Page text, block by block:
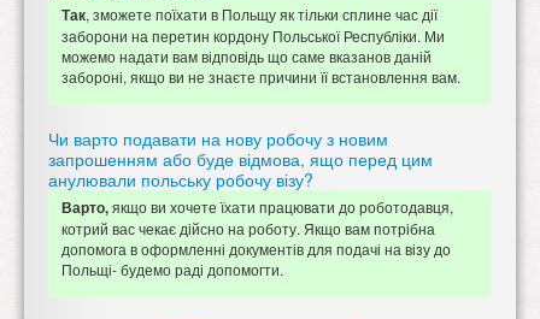
Так, зможете поїхати в Польщу як тільки сплине час дії
заборони на перетин кордону Польської Республіки. Ми
можемо надати вам відповідь що саме вказанов даній
забороні, якщо ви не знаєте причини її встановлення вам.
Чи варто подавати на нову робочу з новим
запрошенням або буде відмова, ящо перед цим
анулювали польську робочу візу?
Варто,якщо ви хочете їхати працювати до роботодавця,
котрий вас чекає дійсно на роботу. Якщо вам потрібна
допомога в оформленні документів для подачі на візу до
Польщі- будемо раді допомогти.